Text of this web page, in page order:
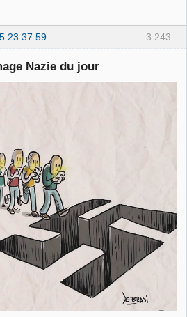
3 243
23:37:59
Nazie du jour